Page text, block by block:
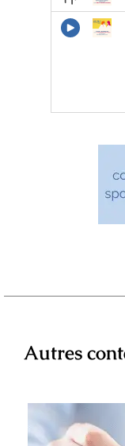
Autres